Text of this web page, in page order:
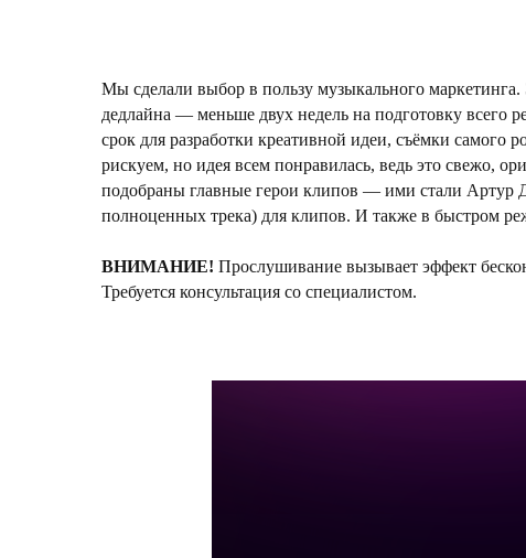
Мы сделали выбор в пользу музыкального
дедлайна — меньше двух недель на подготовку всего
срок для разработки креативной идеи, съёмки
рискуем, но идея всем понравилась, ведь это свежо,
подобраны главные герои клипов — ими стали Артур
полноценных трека) для клипов. И также в быстром
ВНИМАНИЕ! Прослушивание вызывает эффект
Требуется консультация со специалистом.